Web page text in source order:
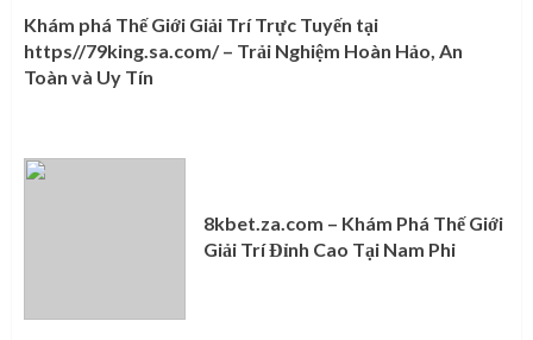
Khám phá Thế Giới Giải Trí Trực Tuyến tại
https//79king.sa.com/ – Trải Nghiệm Hoàn Hảo, An
Toàn và Uy Tín
8kbet.za.com – Khám Phá Thế Giới
Giải Trí Đỉnh Cao Tại Nam Phi